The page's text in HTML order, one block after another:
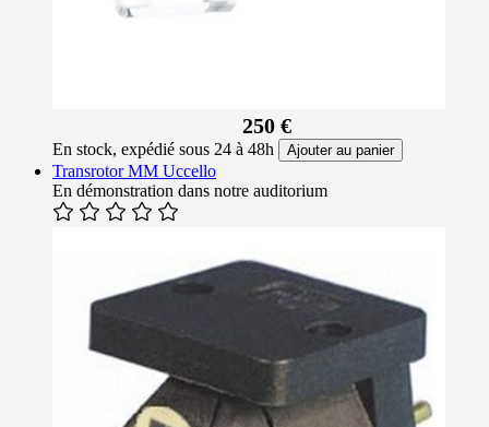
250 €
En stock, expédié sous 24 à 48h Ajouter au panier
Transrotor MM Uccello
En démonstration dans notre auditorium